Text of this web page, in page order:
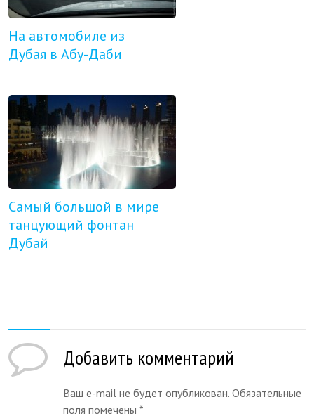
На автомобиле из
Дубая в Абу-Даби
Самый большой в мире
танцующий фонтан
Дубай
Добавить комментарий
Ваш e-mail не будет опубликован. Обязательные
поля помечены*